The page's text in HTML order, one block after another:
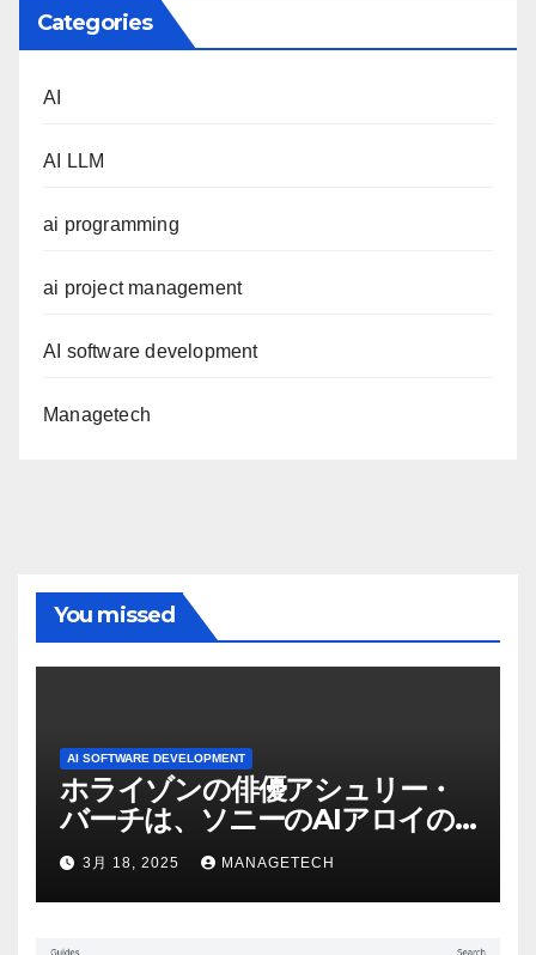
Categories
AI
AI LLM
ai programming
ai project management
AI software development
Managetech
You missed
AI SOFTWARE DEVELOPMENT
ホライゾンの俳優アシュリー・
バーチは、ソニーのAIアロイの
ビデオを見て「ゲームパフォー
マンスという芸術形式に不安を
感じた」と語る – IGN
3月 18, 2025 MANAGETECH